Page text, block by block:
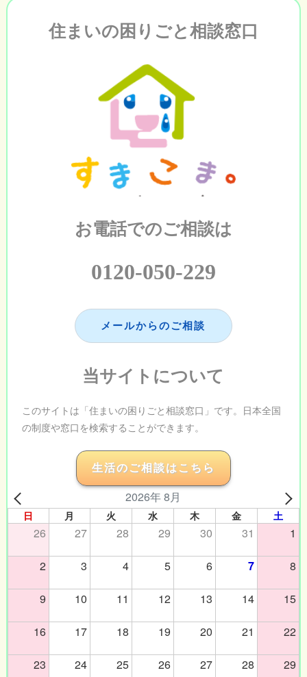
住まいの困りごと相談窓口
お電話でのご相談は
0120-050-229
メールからのご相談
当サイトについて
このサイトは「住まいの困りごと相談窓口」です。日本全国
の制度や窓口を検索することができます。
生活のご相談はこちら
2026年 8月
日 月 火 水 木 金 土
26 27 28 29 30 31 1
2 3 4 5 6 7 8
9 10 11 12 13 14 15
16 17 18 19 20 21 22
23 24 25 26 27 28 29